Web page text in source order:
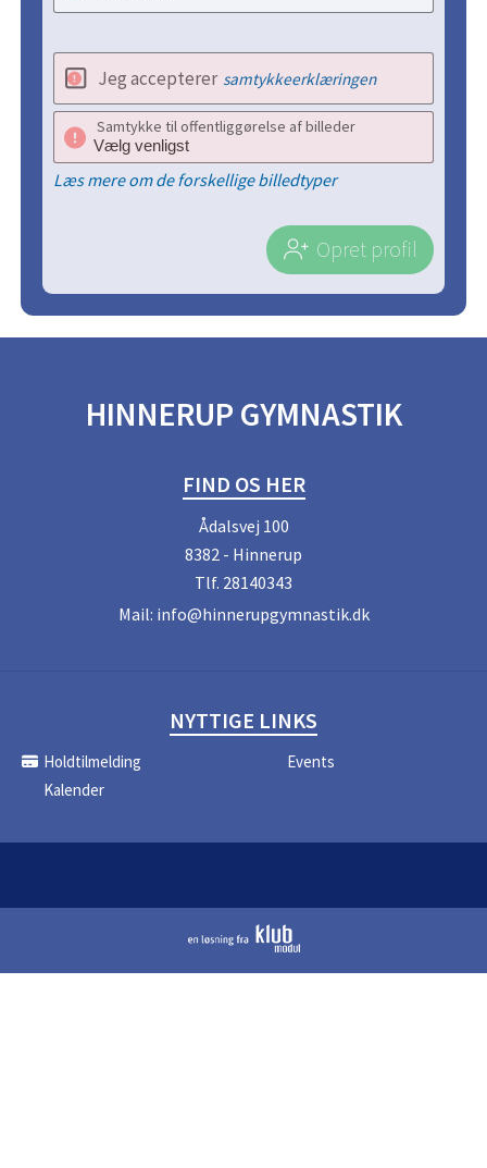
Jeg accepterer samtykkeerklæringen
Samtykke til offentliggørelse af billeder
Læs mere om de forskellige billedtyper
Opret profil
HINNERUP GYMNASTIK
FIND OS HER
Ådalsvej 100
8382 - Hinnerup
Tlf. 28140343
Mail: info@hinnerupgymnastik.dk
NYTTIGE LINKS
Holdtilmelding
Events
Kalender